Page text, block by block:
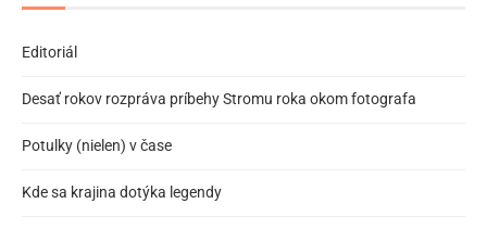
Editoriál
Desať rokov rozpráva príbehy Stromu roka okom fotografa
Potulky (nielen) v čase
Kde sa krajina dotýka legendy